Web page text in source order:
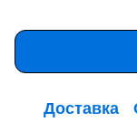
Доставка